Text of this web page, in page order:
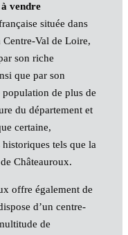
vendre
située dans
Centre-Val de Loire,
son riche
que par son
de plus de
du département et
certaine,
tels que la
Châteauroux.
offre également de
d’un centre-
de